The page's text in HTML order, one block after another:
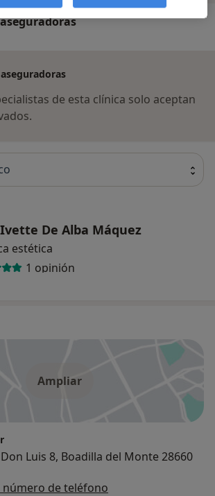
de esta clínica solo aceptan
De Alba Máquez
estética
1 opinión
Ampliar
Luis 8, Boadilla del Monte 28660
de teléfono